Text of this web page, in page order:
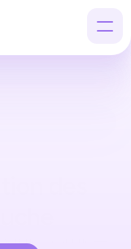
inconnue —